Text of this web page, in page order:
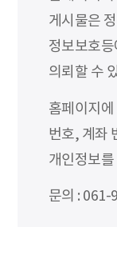
게시물은
정보보호등
의뢰할 수
홈페이지
번호, 계좌
개인정보
문의 :